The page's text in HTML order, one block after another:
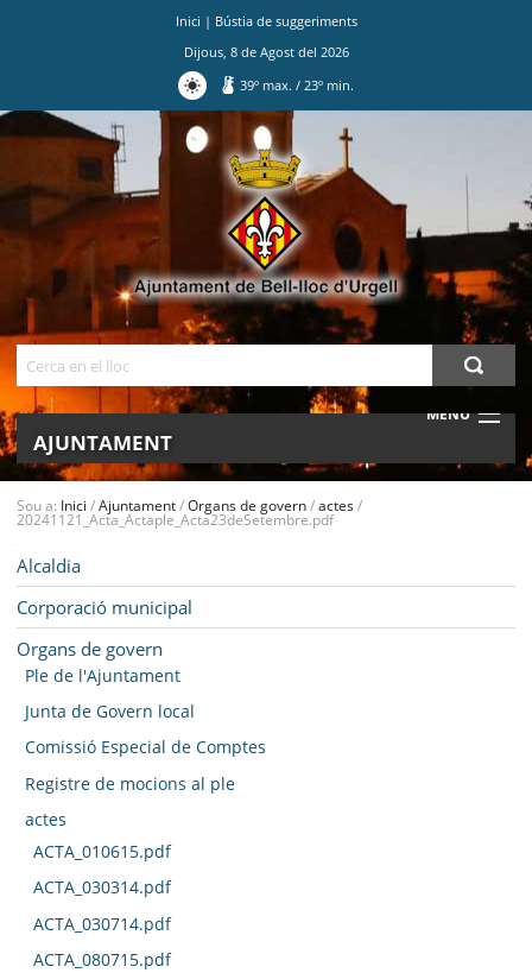
Inici | Bústia de suggeriments
Dijous, 8de Agostdel 2026
39º max./ 23º min.
MENU
AJUNTAMENT
BELL-LLOC SOLUCIONA
Sou a: Inici /Ajuntament/Organs de govern/actes/
20241121_Acta_Actaple_Acta23deSetembre.pdf
Alcaldia
Corporació municipal
Organs de govern
Ple de l'Ajuntament
Junta de Govern local
Comissió Especial de Comptes
Registre de mocions al ple
actes
ACTA_010615.pdf
ACTA_030314.pdf
ACTA_030714.pdf
ACTA_080715.pdf